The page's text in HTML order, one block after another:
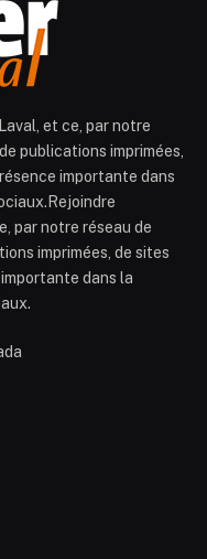
et ce, par notre
publications imprimées,
importante dans
par notre réseau de
imprimées, de sites
dans la